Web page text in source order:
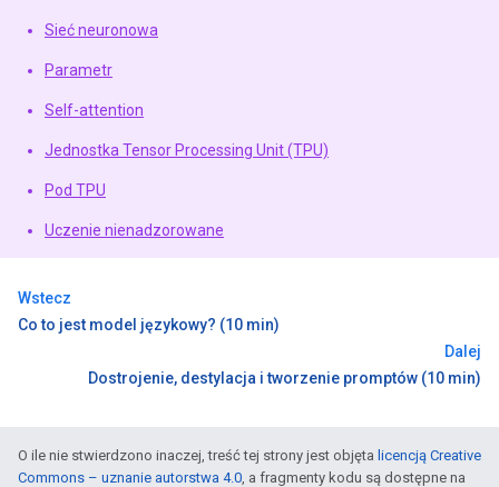
Sieć neuronowa
Parametr
Self-attention
Jednostka Tensor Processing Unit (TPU)
Pod TPU
Uczenie nienadzorowane
Wstecz
Co to jest model językowy? (10 min)
Dalej
Dostrojenie, destylacja i tworzenie promptów (10 min)
O ile nie stwierdzono inaczej, treść tej strony jest objęta licencją Creative
Commons – uznanie autorstwa 4.0 , a fragmenty kodu są dostępne na